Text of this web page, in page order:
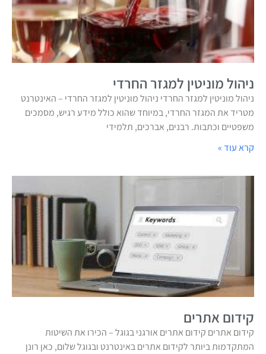
ניהול מוניטין למגזר החרדי
ניהול מוניטין למגזר החרדי ניהול מוניטין למגזר החרדי – האינטרנט
מטריד את המגזר החרדי, במיוחד שהוא כולל מידע רגיש, מסמכים
משפטיים וכתבות. רבנים, אברכים, תלמידי
קרא עוד »
קידום אתרים
קידום אתרים קידום אתרים אורגני בגוגל – הכירו את השיטות
המתקדמות ביותר לקידום אתרים באינטרנט ובגוגל שלום, כאן רונן